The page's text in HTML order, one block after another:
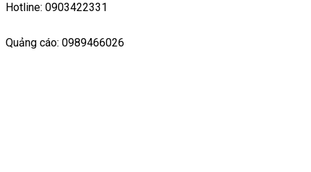
Hotline: 0903422331
Quảng cáo: 0989466026